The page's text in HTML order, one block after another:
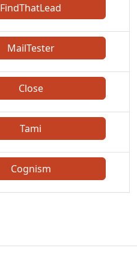
FindThatLead
MailTester
Close
Tami
Cognism